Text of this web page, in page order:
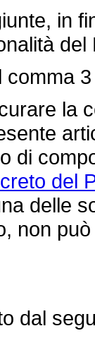
in
3
la
di
del
delle
non
dal